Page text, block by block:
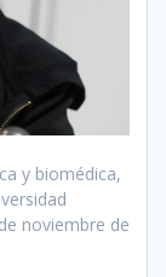
y biomédica,
noviembre de